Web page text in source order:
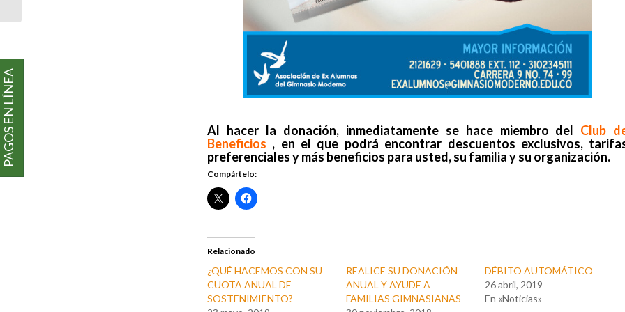
Al hacer la donación, inmediatamente se hace miembro del Club
Beneficios , en el que podrá encontrar descuentos exclusivos,
preferenciales y más beneficios para usted, su familia y su organización.
Compártelo:
Relacionado
¿QUÉ HACEMOS CON SU
CUOTA ANUAL DE
SOSTENIMIENTO?
REALICE SU DONACIÓN
ANUAL Y AYUDE A
FAMILIAS GIMNASIANAS
DÉBITO AUTOMÁTICO
26 abril, 2019
En «Noticias»
PAGOS EN LÍNEA